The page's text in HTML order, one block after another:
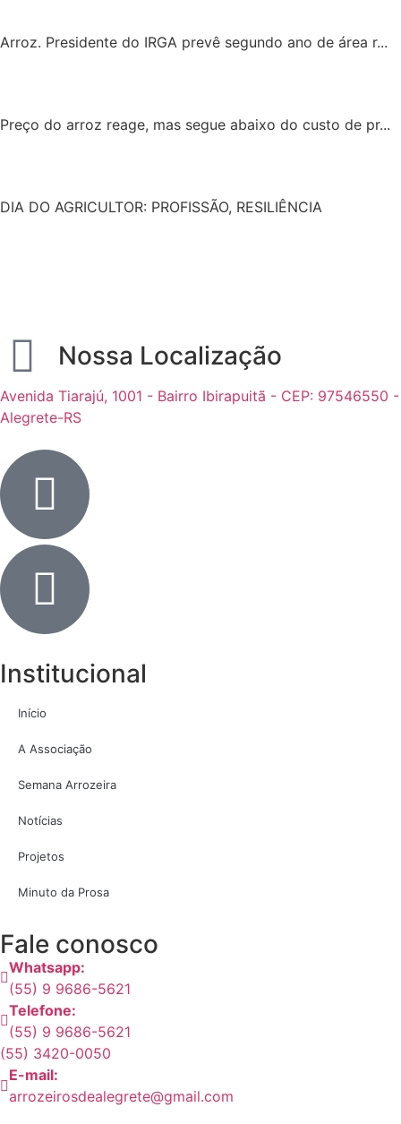
Arroz. Presidente do IRGA prevê segundo ano de área r...
Preço do arroz reage, mas segue abaixo do custo de pr...
DIA DO AGRICULTOR: PROFISSÃO, RESILIÊNCIA
Nossa Localização
Avenida Tiarajú, 1001 - Bairro Ibirapuitã - CEP: 97546550 -
Alegrete-RS
Institucional
Início
A Associação
Semana Arrozeira
Notícias
Projetos
Minuto da Prosa
Fale conosco
Whatsapp:
(55) 9 9686-5621
Telefone:
(55) 9 9686-5621
(55) 3420-0050
E-mail:
arrozeirosdealegrete@gmail.com